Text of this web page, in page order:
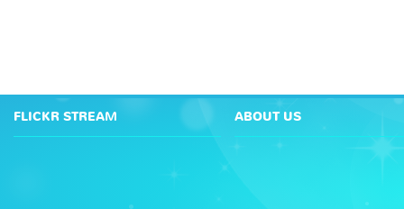
FLICKR STREAM ABOUT US